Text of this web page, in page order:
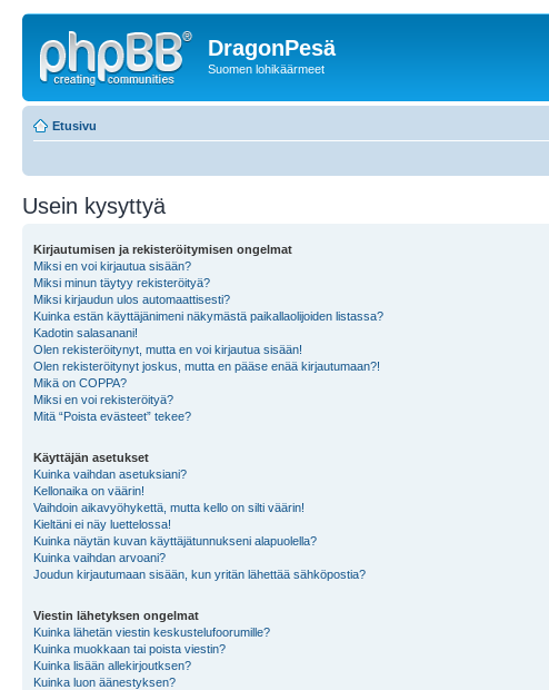
DragonPesä
Suomen lohikäärmeet
Etusivu
Usein kysyttyä
Kirjautumisen ja rekisteröitymisen ongelmat
Miksi en voi kirjautua sisään?
Miksi minun täytyy rekisteröityä?
Miksi kirjaudun ulos automaattisesti?
Kuinka estän käyttäjänimeni näkymästä paikallaolijoiden listassa?
Kadotin salasanani!
Olen rekisteröitynyt, mutta en voi kirjautua sisään!
Olen rekisteröitynyt joskus, mutta en pääse enää kirjautumaan?!
Mikä on COPPA?
Miksi en voi rekisteröityä?
Mitä “Poista evästeet” tekee?
Käyttäjän asetukset
Kuinka vaihdan asetuksiani?
Kellonaika on väärin!
Vaihdoin aikavyöhykettä, mutta kello on silti väärin!
Kieltäni ei näy luettelossa!
Kuinka näytän kuvan käyttäjätunnukseni alapuolella?
Kuinka vaihdan arvoani?
Joudun kirjautumaan sisään, kun yritän lähettää sähköpostia?
Viestin lähetyksen ongelmat
Kuinka lähetän viestin keskustelufoorumille?
Kuinka muokkaan tai poista viestin?
Kuinka lisään allekirjoutksen?
Kuinka luon äänestyksen?